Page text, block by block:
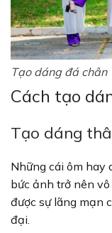
Tạo dáng đá chân
Cách tạo
Tạo dáng
Những cái ôm hay
bức ảnh trở nên
được sự lãng mạn
đại.